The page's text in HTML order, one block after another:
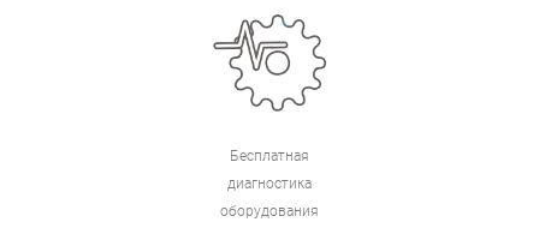
Бесплатная
диагностика
оборудования